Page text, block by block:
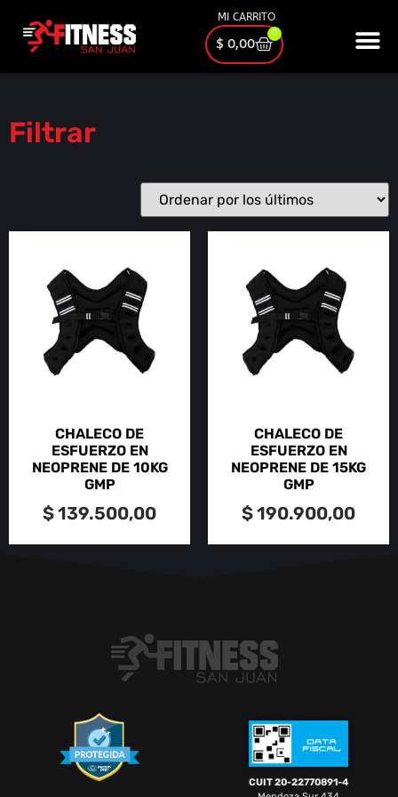
MI CARRITO
$ 0,00
0
Filtrar
CHALECO DE
ESFUERZO EN
NEOPRENE DE 10KG
GMP
$139.500,00
CHALECO DE
ESFUERZO EN
NEOPRENE DE 15KG
GMP
$190.900,00
CUIT 20-22770891-4